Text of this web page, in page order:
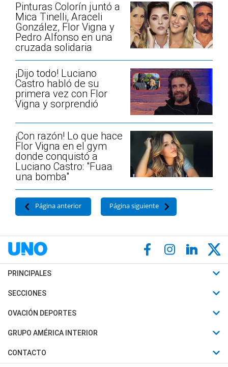
Pinturas Colorín juntó a
Mica Tinelli, Araceli
González, Flor Vigna y
Pedro Alfonso en una
cruzada solidaria
¡Dijo todo! Luciano
Castro habló de su
primera vez con Flor
Vigna y sorprendió
¡Con razón! Lo que hace
Flor Vigna en el gym
donde conquistó a
Luciano Castro: "Fuaa
una bomba"
Página anterior Página siguiente
PRINCIPALES
Últimas Noticias
Política
Judiciales
SECCIONES
Horóscopo
Motores
Trucos caseros
OVACIÓN DEPORTES
Fútbol
Mundial
Automovilismo
GRUPO AMÉRICA INTERIOR
Canal 7 en Vivo
CONTACTO